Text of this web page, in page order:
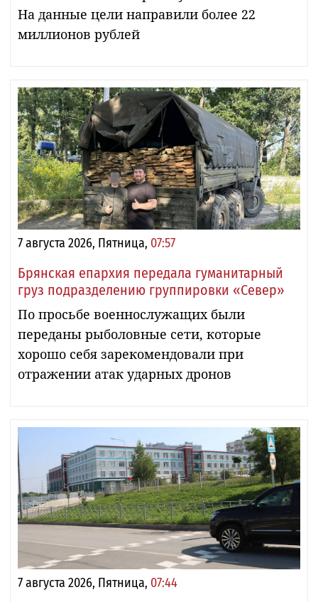
На данные цели направили более 22
миллионов рублей
7 августа 2026, Пятница, 07:57
Брянская епархия передала гуманитарный
груз подразделению группировки «Север»
По просьбе военнослужащих были
переданы рыболовные сети, которые
хорошо себя зарекомендовали при
отражении атак ударных дронов
7 августа 2026, Пятница, 07:44